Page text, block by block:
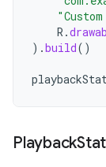
R .
).build()
Playback